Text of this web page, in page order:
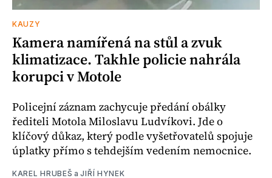
KAUZY
Kamera namířená na stůl a zvuk
klimatizace. Takhle policie nahrála
korupci v Motole
Policejní záznam zachycuje předání obálky
řediteli Motola Miloslavu Ludvíkovi. Jde o
klíčový důkaz, který podle vyšetřovatelů spojuje
úplatky přímo s tehdejším vedením nemocnice.
KAREL HRUBEŠ aJIŘÍ HYNEK